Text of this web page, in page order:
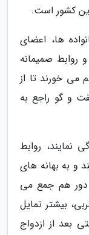
کشور است.
ها، اعضای
روابط صمیمانه
می خورند تا از
و گو راجع به
نمایند، روابط
و به بهانه های
هم جمع می
بیشتر تمایل
بعد از ازدواج